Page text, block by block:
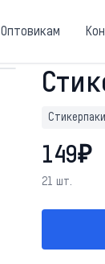
Оптовикам
149₽
21 шт.